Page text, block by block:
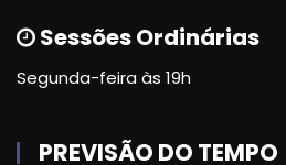
Sessões Ordinárias
Segunda-feira às 19h
PREVISÃO DO TEMPO